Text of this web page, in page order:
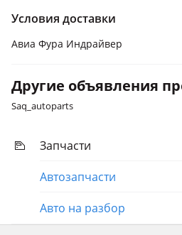
Условия доставки
Авиа Фура Индрайвер
Другие объявления
Saq_autoparts
Запчасти
Автозапчасти
Авто на разбор